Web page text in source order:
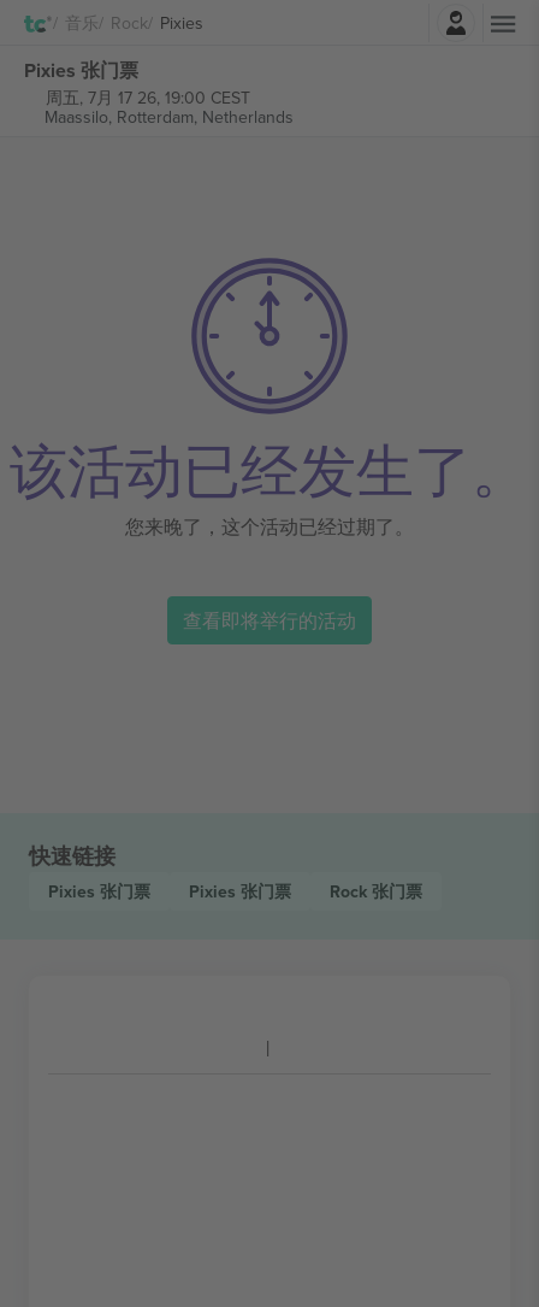
音乐 Rock Pixies
Pixies 张门票
周五, 7月 17 26, 19:00 CEST
Maassilo, Rotterdam, Netherlands
该活动已经发生了。
您来晚了，这个活动已经过期了。
查看即将举行的活动
快速链接
Pixies 张门票 Pixies 张门票 Rock 张门票